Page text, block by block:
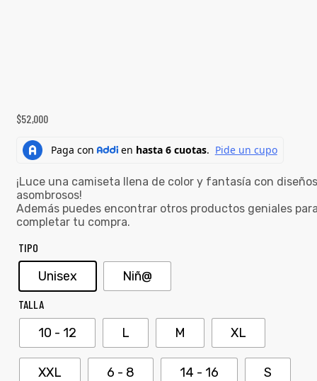
$52,000
¡Luce una camiseta llena de color y fantasía con diseños
asombrosos!
Además puedes encontrar otros productos geniales
completar tu compra.
TIPO
Unisex Niñ@
TALLA
10 - 12 L M XL
XXL 6 - 8 14 - 16 S